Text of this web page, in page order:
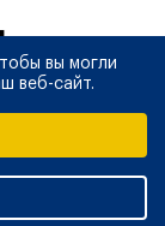
вы могли
веб-сайт.